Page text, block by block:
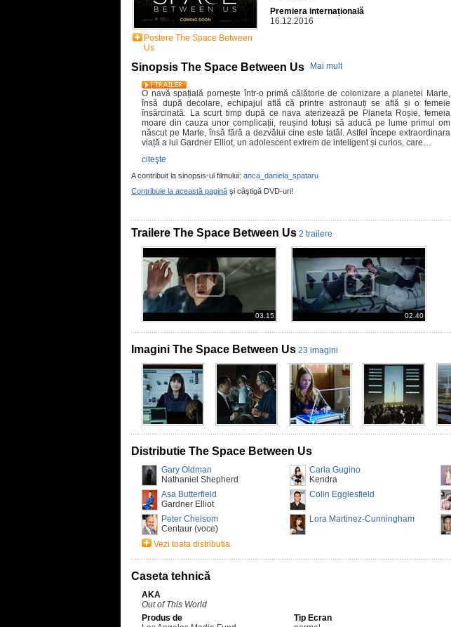
Postere The Space Between
Us
Premiera internațională
16.12.2016
Sinopsis The Space Between Us Mai mult
O navă spațială pornește într-o primă călătorie de colonizare a planetei Marte,
însă după decolare, echipajul află că printre astronauți se află și o femeie
însărcinată. La scurt timp după ce nava aterizează pe Planeta Roșie, femeia
moare din cauza unor complicații, reușind totuși să aducă pe lume primul om
născut pe Marte, însă fără a dezvălui cine este tatăl. Astfel începe extraordinara
viață a lui Gardner Elliot, un adolescent extrem de inteligent și curios, care…
citeşte
A contribuit la sinopsis-ul filmului: anca_daniela_spataru
Contribuie la această pagină şi câştigă DVD-uri!
Trailere The Space Between Us 2 trailere
03.15 02.40
Imagini The Space Between Us 23 imagini
Distributie The Space Between Us
Gary Oldman
Nathaniel Shepherd
Carla Gugino
Kendra
Asa Butterfield
Gardner Elliot
Colin Egglesfield
Peter Chelsom
Centaur (voce)
Lora Martinez-Cunningham
Vezi toata distributia
Caseta tehnică
AKA
Out of This World
Produs de
Tip Ecran